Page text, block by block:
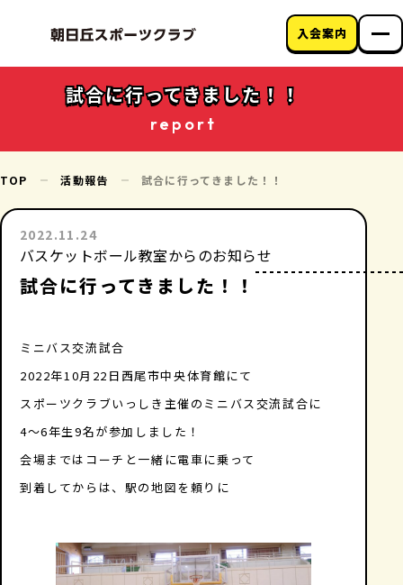
朝日丘スポーツク
ラブについて
教室のご案内
アクセス
入会案内
試合に行ってきました！！
report
TOP 活動報告 試合に行ってきました！！
2022.11.24
バスケットボール教室からのお知らせ
試合に行ってきました！！
ミニバス交流試合
2022年10月22日西尾市中央体育館にて
スポーツクラブいっしき主催のミニバス交流試合に
4～6年生9名が参加しました！
会場まではコーチと一緒に電車に乗って
到着してからは、駅の地図を頼りに